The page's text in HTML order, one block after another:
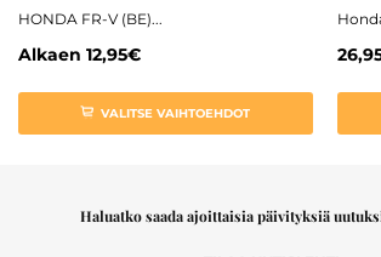
HONDA FR-V (BE)...
Alkaen 12,95€
VALITSE VAIHTOEHDOT
Haluatko saada ajoittaisia päivityksiä